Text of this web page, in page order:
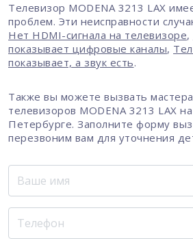
Телевизор MODENA 3213 LAX
проблем. Эти неисправности
Нет HDMI-сигнала на телевизоре,
показывает цифровые каналы,
показывает, а звук есть.
Также вы можете вызвать
телевизоров MODENA 3213 LAX
Петербурге. Заполните форму
перезвоним вам для уточнения